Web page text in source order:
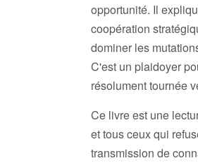
opportunité. Il
coopération
dominer les
C'est un plaidoyer
résolument tournée
Ce livre est une
et tous ceux qui
transmission de